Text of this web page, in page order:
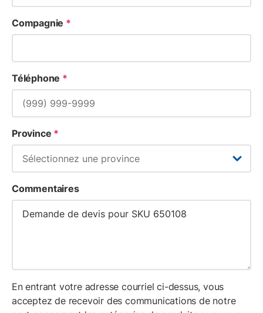
Compagnie *
Téléphone *
Province *
Commentaires
En entrant votre adresse courriel ci-dessus, vous
acceptez de recevoir des communications de notre